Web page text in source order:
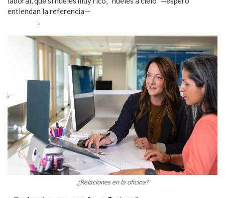
entiendan la referencia—
.
¿Relaciones en la oficina?